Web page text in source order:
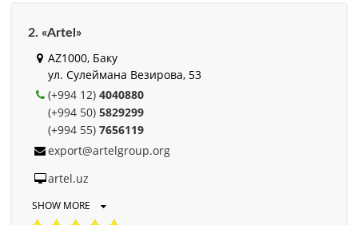
2. «Artel»
AZ1000, Баку
ул. Сулеймана Везирова, 53
(+994 12) 4040880
(+994 50) 5829299
(+994 55) 7656119
export@artelgroup.org
artel.uz
SHOW MORE